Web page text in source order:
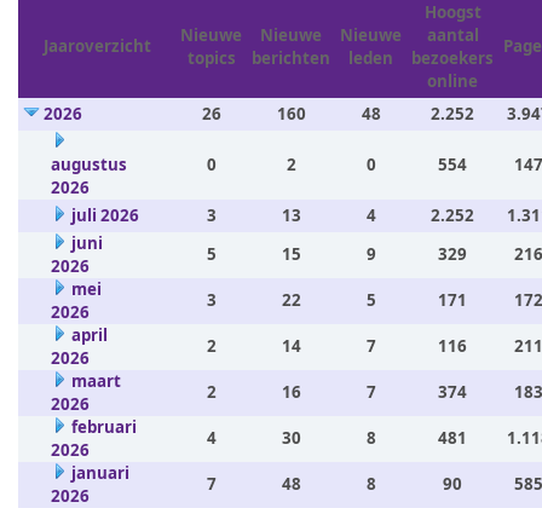
Jaaroverzicht
Nieuwe
topics
Nieuwe
berichten
Nieuwe
leden
Hoogst
aantal
bezoekers
online
2026 26 160 48 2.252
augustus
2026
0 2 0 554
juli 2026 3 13 4 2.252
juni
2026
5 15 9 329
mei
2026
3 22 5 171
april
2026
2 14 7 116
maart
2026
2 16 7 374
februari
2026
4 30 8 481
januari
2026
7 48 8 90